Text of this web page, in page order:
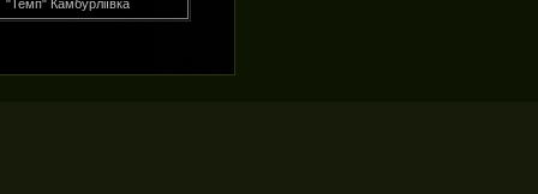
"Темп" Камбурліївка